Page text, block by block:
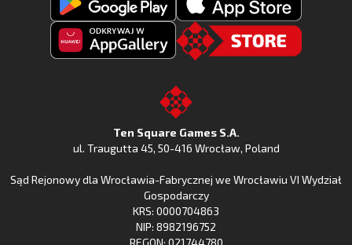
Pobierz
Fishing
Pobierz
Fishing
z
Apple
Store
Huawei
Gallery
to
the
Ten Square Games S.A.
ul. Traugutta 45, 50-416 Wrocław, Poland
Sąd Rejonowy dla Wrocławia-Fabrycznej we Wrocławiu VI Wydział
Gospodarczy
KRS: 0000704863
NIP: 8982196752
REGON: 021744780